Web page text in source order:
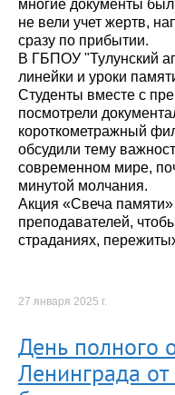
многие документы
не вели учет жертв,
сразу по прибытии.
В ГБПОУ "Тулунский
линейки и уроки
Студенты вместе с
посмотрели
короткометражный
обсудили тему
современном мире,
минутой молчания.
Акция «Свеча
преподавателей,
страданиях,
27 января 2025 г.
День полного
Ленинграда